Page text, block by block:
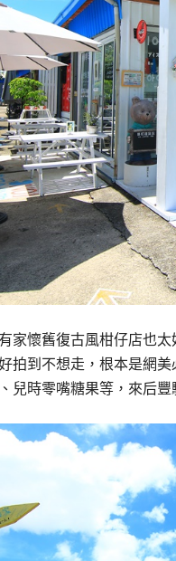
家懷舊復古風柑仔店也
拍到不想走，根本是網
兒時零嘴糖果等，來后